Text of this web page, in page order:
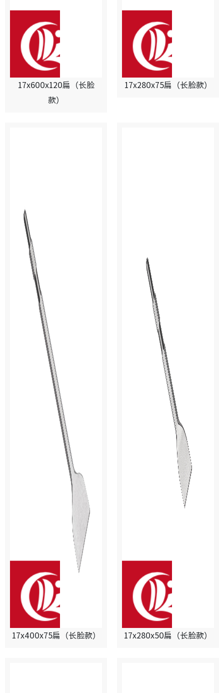
17x600x120扁（长脸
款）
17x280x75扁（长脸款）
17x400x75扁（长脸款） 17x280x50扁（长脸款）